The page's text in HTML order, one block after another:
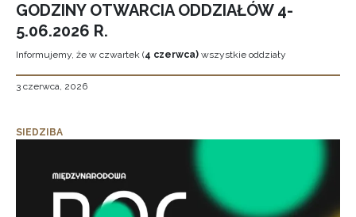
GODZINY OTWARCIA ODDZIAŁÓW 4-
5.06.2026 R.
Informujemy, że w czwartek (4 czerwca) wszystkie oddziały
3 czerwca, 2026
SIEDZIBA